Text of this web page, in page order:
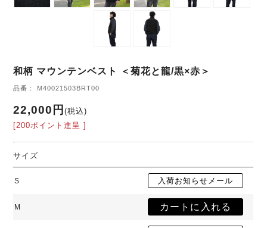
和柄 マウンテンベスト ＜菊花と龍/黒×赤＞
品番： M40021503BRT00
22,000円(税込)
[200ポイント進呈 ]
サイズ
S
M